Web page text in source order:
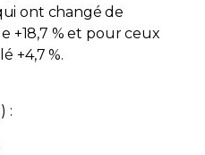
ont changé de
+18,7 % et pour ceux
+4,7 %.
: